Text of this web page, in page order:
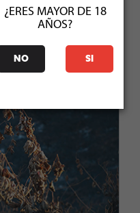
¿ERES MAYOR DE 18
AÑOS?
NO SI